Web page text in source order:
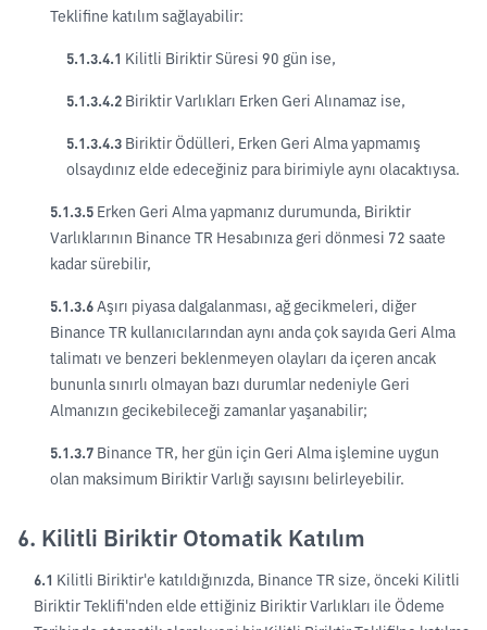
Teklifine katılım sağlayabilir:
5.1.3.4.1 Kilitli Biriktir Süresi 90 gün ise,
5.1.3.4.2 Biriktir Varlıkları Erken Geri Alınamaz ise,
5.1.3.4.3 Biriktir Ödülleri, Erken Geri Alma yapmamış
olsaydınız elde edeceğiniz para birimiyle aynı olacaktıysa.
5.1.3.5 Erken Geri Alma yapmanız durumunda, Biriktir
Varlıklarının Binance TR Hesabınıza geri dönmesi 72 saate
kadar sürebilir,
5.1.3.6Aşırı piyasa dalgalanması, ağ gecikmeleri, diğer
Binance TR kullanıcılarından aynı anda çok sayıda Geri Alma
talimatı ve benzeri beklenmeyen olayları da içeren ancak
bununla sınırlı olmayan bazı durumlar nedeniyle Geri
Almanızın gecikebileceği zamanlar yaşanabilir;
5.1.3.7 Binance TR, her gün için Geri Alma işlemine uygun
olan maksimum Biriktir Varlığı sayısını belirleyebilir.
6. Kilitli Biriktir Otomatik Katılım
6.1 Kilitli Biriktir'e katıldığınızda, Binance TR size, önceki Kilitli
Biriktir Teklifi'nden elde ettiğiniz Biriktir Varlıkları ile Ödeme